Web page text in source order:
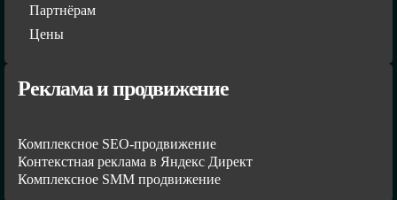
Партнёрам
Цены
Реклама и продвижение
Комплексное SEO-продвижение
Контекстная реклама в Яндекс Директ
Комплексное SMM продвижение